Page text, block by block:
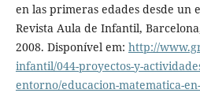
en las primeras edades desde un
Revista Aula de Infantil,
2008. Disponível em: http://
infantil/044-proyectos-y-
entorno/educacion-matematica-